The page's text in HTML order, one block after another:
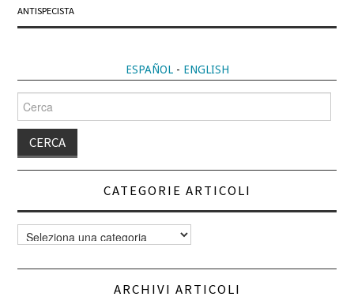
ANTISPECISTA
ESPAÑOL- ENGLISH
per:
CATEGORIE ARTICOLI
Categorie
articoli
ARCHIVI ARTICOLI